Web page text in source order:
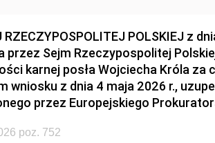
RZECZYPOSPOLITEJ POLSKIEJ z
przez Sejm Rzeczypospolitej
karnej posła Wojciecha Króla za
wniosku z dnia 4 maja 2026 r.,
przez Europejskiego
poz. 752